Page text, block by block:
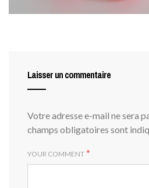
Laisser un commentaire
Votre adresse e-mail ne sera
champs obligatoires sont
YOUR COMMENT *